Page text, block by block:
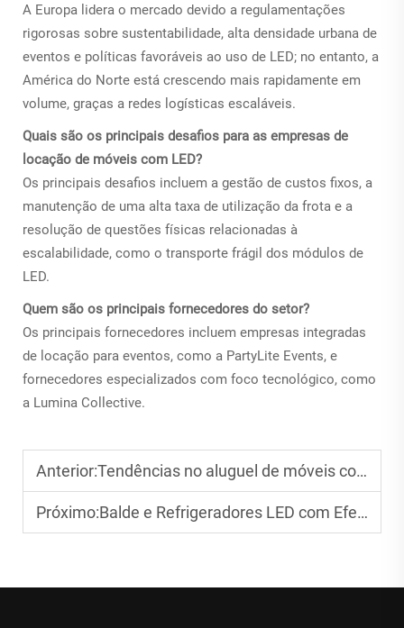
A Europa lidera o mercado devido a regulamentações
rigorosas sobre sustentabilidade, alta densidade urbana de
eventos e políticas favoráveis ao uso de LED; no entanto, a
América do Norte está crescendo mais rapidamente em
volume, graças a redes logísticas escaláveis.
Quais são os principais desafios para as empresas de
locação de móveis com LED?
Os principais desafios incluem a gestão de custos fixos, a
manutenção de uma alta taxa de utilização da frota e a
resolução de questões físicas relacionadas à
escalabilidade, como o transporte frágil dos módulos de
LED.
Quem são os principais fornecedores do setor?
Os principais fornecedores incluem empresas integradas
de locação para eventos, como a PartyLite Events, e
fornecedores especializados com foco tecnológico, como
a Lumina Collective.
Anterior:Tendências no aluguel de móveis com LED nos mercados ocidentais: uma oportunidade crescente para planejadores de eventos.
Próximo:Balde e Refrigeradores LED com Efeito de Gelo: Decoração Funcional para Iates de Luxo